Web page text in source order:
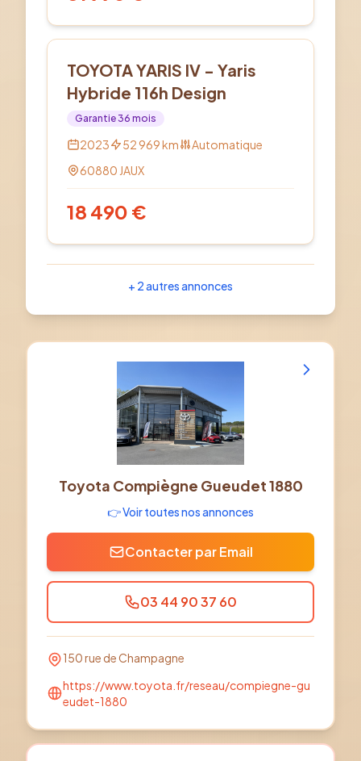
TOYOTA YARIS IV - Yaris
Hybride 116h Design
Garantie36 mois
2023 52 969km
Automatique
60880 JAUX
18 490 €
+ 2autres annonces
Toyota Compiègne Gueudet 1880
👉 Voir toutes nos annonces
Contacter par Email
03 44 90 37 60
150 rue de Champagne
https://www.toyota.fr/reseau/compiegne-gu
eudet-1880